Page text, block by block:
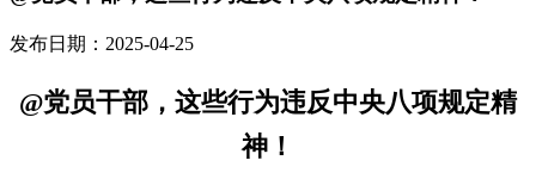
发布日期：2025-04-25
@党员干部，这些行为违反中央八项规定精
神！